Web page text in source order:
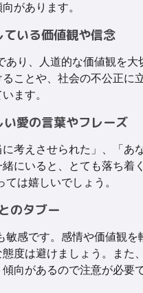
があります。
いる価値観や信念
あり、人道的な価値観を大
ことや、社会の不公正に
ます。
愛の言葉やフレーズ
に考えさせられた」、「あ
にいると、とても落ち着
は嬉しいでしょう。
のタブー
敏感です。感情や価値観を
度は避けましょう。また
向があるので注意が必要